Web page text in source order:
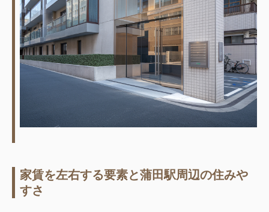
家賃を左右する要素と蒲田駅周辺の住みや
すさ